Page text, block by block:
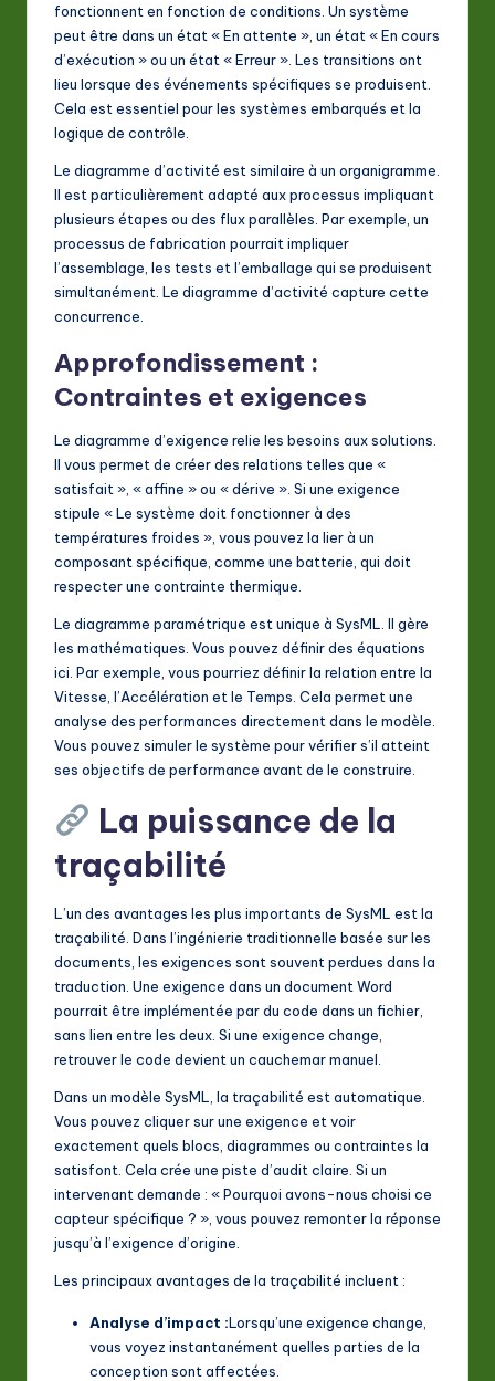
fonctionnent en fonction de conditions. Un système
peut être dans un état « En attente », un état « En cours
d’exécution » ou un état « Erreur ». Les transitions ont
lieu lorsque des événements spécifiques se produisent.
Cela est essentiel pour les systèmes embarqués et la
logique de contrôle.
Le diagramme d’activité est similaire à un organigramme.
Il est particulièrement adapté aux processus impliquant
plusieurs étapes ou des flux parallèles. Par exemple, un
processus de fabrication pourrait impliquer
l’assemblage, les tests et l’emballage qui se produisent
simultanément. Le diagramme d’activité capture cette
concurrence.
Approfondissement :
Contraintes et exigences
Le diagramme d’exigence relie les besoins aux solutions.
Il vous permet de créer des relations telles que «
satisfait », « affine » ou « dérive ». Si une exigence
stipule « Le système doit fonctionner à des
températures froides », vous pouvez la lier à un
composant spécifique, comme une batterie, qui doit
respecter une contrainte thermique.
Le diagramme paramétrique est unique à SysML. Il gère
les mathématiques. Vous pouvez définir des équations
ici. Par exemple, vous pourriez définir la relation entre la
Vitesse, l’Accélération et le Temps. Cela permet une
analyse des performances directement dans le modèle.
Vous pouvez simuler le système pour vérifier s’il atteint
ses objectifs de performance avant de le construire.
La puissance de la
traçabilité
L’un des avantages les plus importants de SysML est la
traçabilité. Dans l’ingénierie traditionnelle basée sur les
documents, les exigences sont souvent perdues dans la
traduction. Une exigence dans un document Word
pourrait être implémentée par du code dans un fichier,
sans lien entre les deux. Si une exigence change,
retrouver le code devient un cauchemar manuel.
Dans un modèle SysML, la traçabilité est automatique.
Vous pouvez cliquer sur une exigence et voir
exactement quels blocs, diagrammes ou contraintes la
satisfont. Cela crée une piste d’audit claire. Si un
intervenant demande : « Pourquoi avons-nous choisi ce
capteur spécifique ? », vous pouvez remonter la réponse
jusqu’à l’exigence d’origine.
Les principaux avantages de la traçabilité incluent :
Analyse d’impact :Lorsqu’une exigence change,
vous voyez instantanément quelles parties de la
conception sont affectées.